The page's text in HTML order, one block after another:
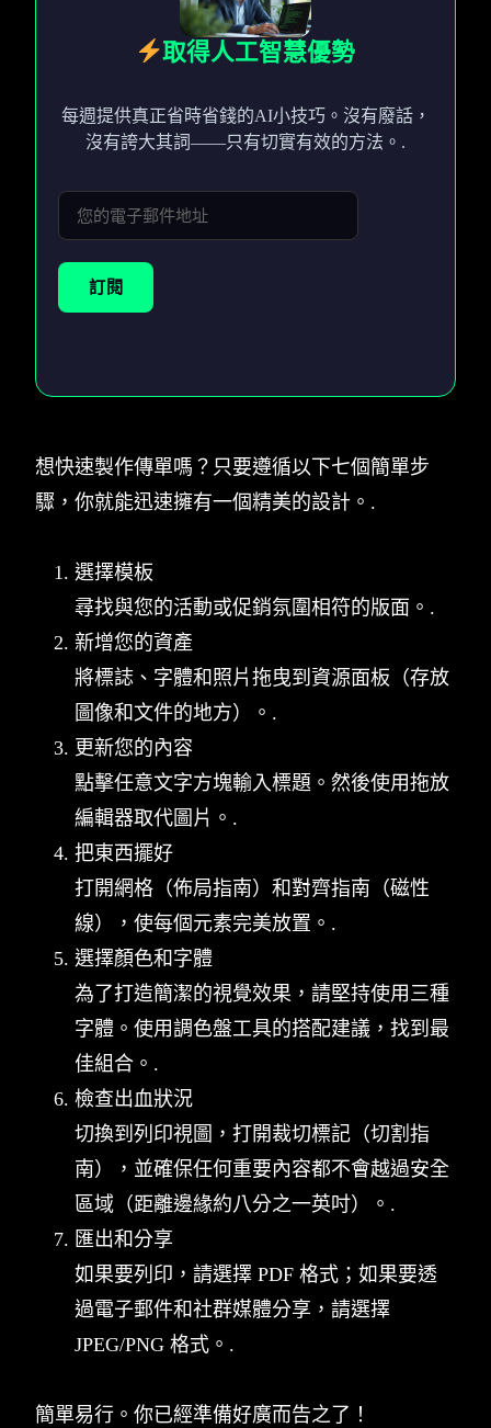
取得人工智慧優勢
每週提供真正省時省錢的AI小技巧。沒有廢話，
沒有誇大其詞——只有切實有效的方法。.
訂閱
想快速製作傳單嗎？只要遵循以下七個簡單步
驟，你就能迅速擁有一個精美的設計。.
選擇模板
尋找與您的活動或促銷氛圍相符的版面。.
新增您的資產
將標誌、字體和照片拖曳到資源面板（存放
圖像和文件的地方）。.
更新您的內容
點擊任意文字方塊輸入標題。然後使用拖放
編輯器取代圖片。.
把東西擺好
打開網格（佈局指南）和對齊指南（磁性
線），使每個元素完美放置。.
選擇顏色和字體
為了打造簡潔的視覺效果，請堅持使用三種
字體。使用調色盤工具的搭配建議，找到最
佳組合。.
檢查出血狀況
切換到列印視圖，打開裁切標記（切割指
南），並確保任何重要內容都不會越過安全
區域（距離邊緣約八分之一英吋）。.
匯出和分享
如果要列印，請選擇 PDF 格式；如果要透
過電子郵件和社群媒體分享，請選擇
JPEG/PNG 格式。.
簡單易行。你已經準備好廣而告之了！